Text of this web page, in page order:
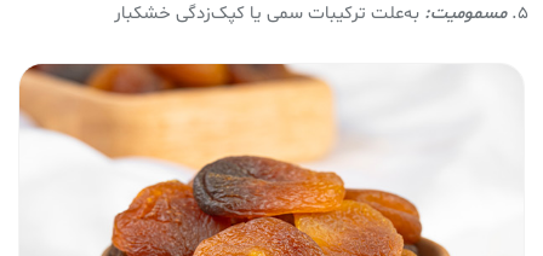
مسمومیت: به‌علت ترکیبات سمی یا کپک‌زدگی خشکبار